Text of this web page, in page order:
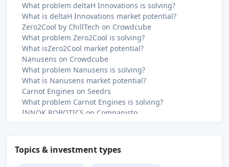
What problem deltaH Innovations is solving?
What is deltaH Innovations market potential?
Zero2Cool by ChillTech on Crowdcube
What problem Zero2Cool is solving?
What isZero2Cool market potential?
Nanusens on Crowdcube
What problem Nanusens is solving?
What is Nanusens market potential?
Carnot Engines on Seedrs
What problem Carnot Engines is solving?
INNOK ROBOTICS on Companisto
What problem INNOK ROBOTICS is solving?
What is INNOK ROBOTICS market potential?
NAVIA on CrowdFundMe
Questo on Seedblink
Topics & investment types